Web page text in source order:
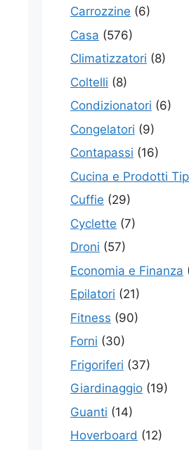
Carrozzine (6)
Casa (576)
Climatizzatori (8)
Coltelli (8)
Condizionatori (6)
Congelatori (9)
Contapassi (16)
Cucina e Prodotti
Cuffie (29)
Cyclette (7)
Droni (57)
Economia e Finanza
Epilatori (21)
Fitness (90)
Forni (30)
Frigoriferi (37)
Giardinaggio (19)
Guanti (14)
Hoverboard (12)